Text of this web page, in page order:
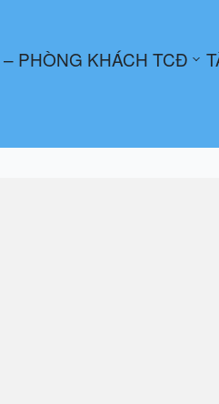
– PHÒNG KHÁCH TCĐ